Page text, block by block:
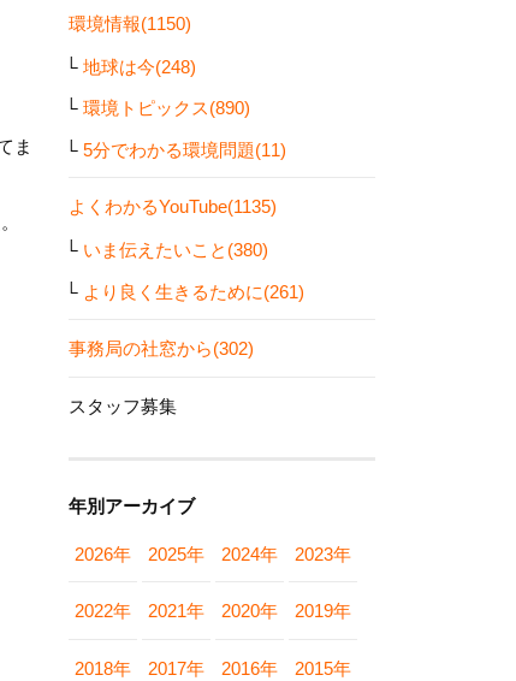
ま
環境情報(1150)
地球は今(248)
環境トピックス(890)
5分でわかる環境問題(11)
よくわかるYouTube(1135)
いま伝えたいこと(380)
より良く生きるために(261)
事務局の社窓から(302)
スタッフ募集
年別アーカイブ
2026年 2025年 2024年 2023年
2022年 2021年 2020年 2019年
2018年 2017年 2016年 2015年